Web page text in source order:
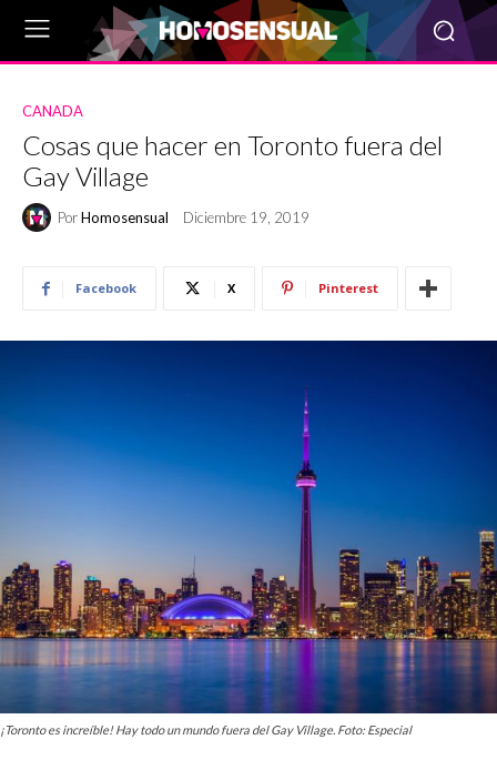
CANADA
Cosas que hacer en Toronto fuera del
Gay Village
PorHomosensual Diciembre 19, 2019
Facebook X Pinterest
¡Toronto es increíble! Hay todo un mundo fuera del Gay Village. Foto: Especial